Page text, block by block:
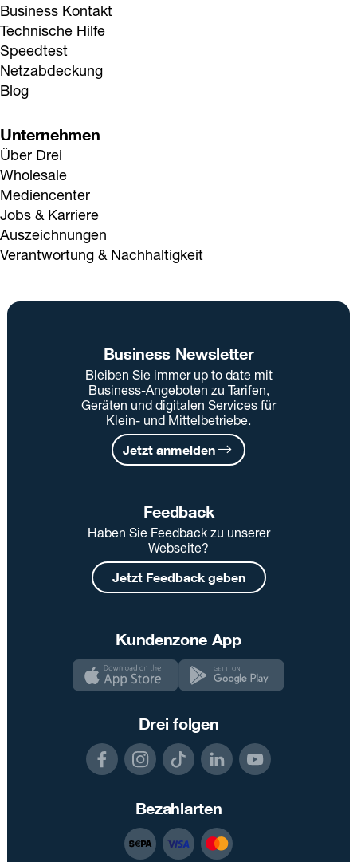
Business Kontakt
Technische Hilfe
Speedtest
Netzabdeckung
Blog
Unternehmen
Über Drei
Wholesale
Mediencenter
Jobs & Karriere
Auszeichnungen
Verantwortung & Nachhaltigkeit
Business Newsletter
Bleiben Sie immer up to date mit
Business-Angeboten zu Tarifen,
Geräten und digitalen Services für
Klein- und Mittelbetriebe.
Jetzt anmelden
Feedback
Haben Sie Feedback zu unserer
Webseite?
Jetzt Feedback geben
Kundenzone App
Drei folgen
Bezahlarten